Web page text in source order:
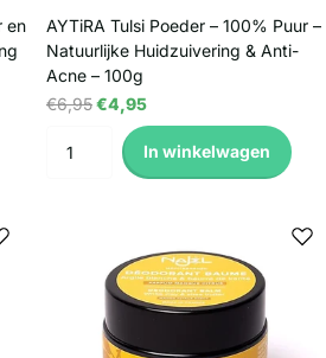
en
AYTiRA Tulsi Poeder – 100% Puur –
Natuurlijke Huidzuivering & Anti-
Acne – 100g
€6,95€4,95
In winkelwagen